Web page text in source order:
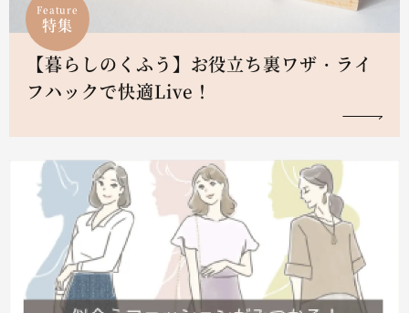
Feature
特集
【暮らしのくふう】お役立ち裏ワザ・ライ
フハックで快適Live！